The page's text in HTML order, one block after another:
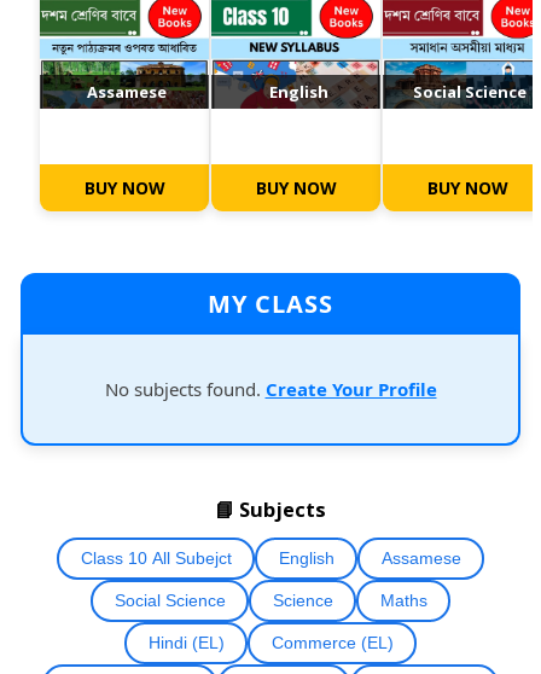
Assamese
BUY NOW
English
BUY NOW
Social Science
BUY NOW
MY CLASS
No subjects found. Create Your Profile
📘 Subjects
Class 10 All Subejct English Assamese
Social Science Science Maths
Hindi (EL) Commerce (EL)